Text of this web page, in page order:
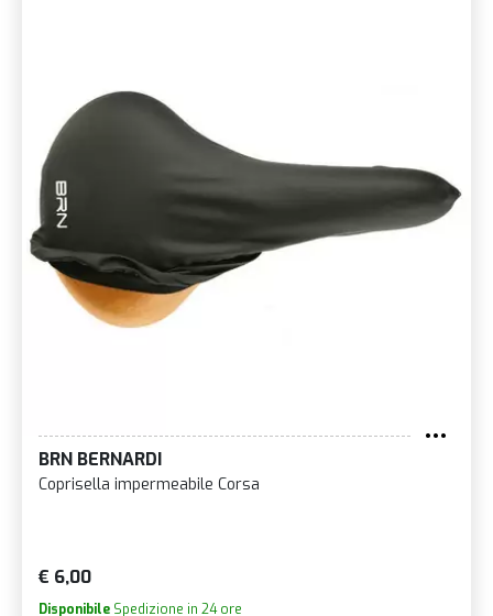
BRN BERNARDI
Coprisella impermeabile Corsa
€ 6,00
Disponibile Spedizione in 24 ore